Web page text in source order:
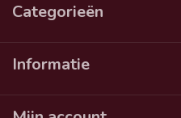
Categorieën
Informatie